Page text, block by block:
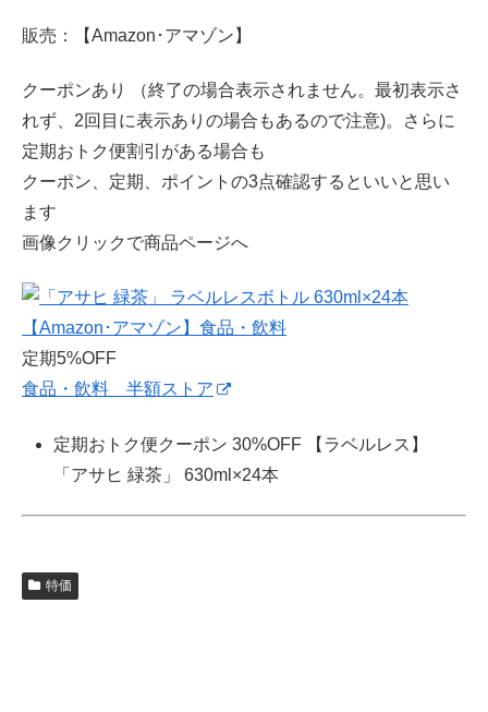
販売：【Amazon･アマゾン】
クーポンあり （終了の場合表示されません。最初表示さ
れず、2回目に表示ありの場合もあるので注意)。さらに
定期おトク便割引がある場合も
クーポン、定期、ポイントの3点確認するといいと思い
ます
画像クリックで商品ページへ
定期5%OFF
食品・飲料 半額ストア
定期おトク便クーポン 30%OFF 【ラベルレス】
「アサヒ 緑茶」 630ml×24本
特価